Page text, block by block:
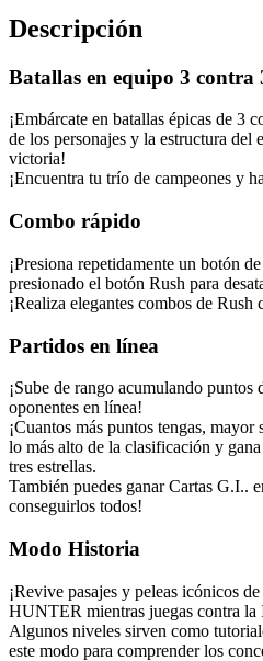
Descripción
Batallas en equipo 3 contra
¡Embárcate en batallas épicas de 3
de los personajes y la estructura del
victoria!
¡Encuentra tu trío de campeones y
Combo rápido
¡Presiona repetidamente un botón
presionado el botón Rush para
¡Realiza elegantes combos de Rush
Partidos en línea
¡Sube de rango acumulando
oponentes en línea!
¡Cuantos más puntos tengas,
lo más alto de la clasificación y
tres estrellas.
También puedes ganar Cartas G.I..
conseguirlos todos!
Modo Historia
¡Revive pasajes y peleas icónicos
HUNTER mientras juegas contra la
Algunos niveles sirven como
este modo para comprender los